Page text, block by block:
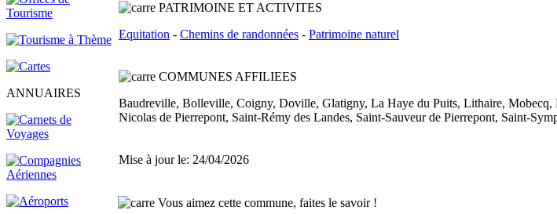
ANNUAIRES
PATRIMOINE ET ACTIVITES
Equitation - Chemins de randonnées - Patrimoine naturel
COMMUNES AFFILIEES
Baudreville, Bolleville, Coigny, Doville, Glatigny, La Haye du Puits, Lithaire, Mobecq,
Nicolas de Pierrepont, Saint-Rémy des Landes, Saint-Sauveur de Pierrepont, Saint-
Mise à jour le: 24/04/2026
Vous aimez cette commune, faites le savoir !